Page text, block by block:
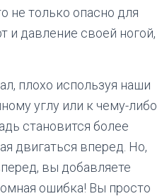
не только опасно для
давление своей ногой,
плохо используя наши
углу или к чему-либо
становится более
двигаться вперед. Но,
вы добавляете
ошибка! Вы просто